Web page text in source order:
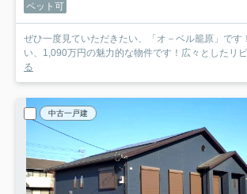
ペット可
ぜひ一度見ていただきたい、「オ－ベル籠原」です
い、1,090万円の魅力的な物件です！広々としたリ
る
中古一戸建